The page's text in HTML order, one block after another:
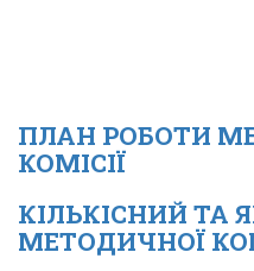
ПЛАН РОБОТИ
КОМІСІЇ
КІЛЬКІСНИЙ ТА
МЕТОДИЧНОЇ